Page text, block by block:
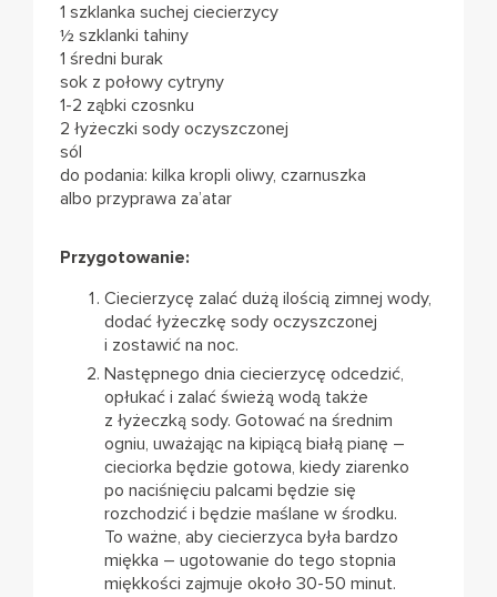
1 szklanka suchej ciecierzycy
½ szklanki tahiny
1 średni burak
sok z połowy cytryny
1-2 ząbki czosnku
2 łyżeczki sody oczyszczonej
sól
do podania: kilka kropli oliwy, czarnuszka
albo przyprawa za’atar
Przygotowanie:
Ciecierzycę zalać dużą ilością zimnej wody,
dodać łyżeczkę sody oczyszczonej
i zostawić na noc.
Następnego dnia ciecierzycę odcedzić,
opłukać i zalać świeżą wodą także
z łyżeczką sody. Gotować na średnim
ogniu, uważając na kipiącą białą pianę –
cieciorka będzie gotowa, kiedy ziarenko
po naciśnięciu palcami będzie się
rozchodzić i będzie maślane w środku.
To ważne, aby ciecierzyca była bardzo
miękka – ugotowanie do tego stopnia
miękkości zajmuje około 30-50 minut.